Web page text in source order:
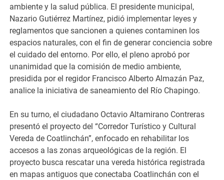
ambiente y la salud pública. El presidente municipal,
Nazario Gutiérrez Martínez, pidió implementar leyes y
reglamentos que sancionen a quienes contaminen los
espacios naturales, con el fin de generar conciencia sobre
el cuidado del entorno. Por ello, el pleno aprobó por
unanimidad que la comisión de medio ambiente,
presidida por el regidor Francisco Alberto Almazán Paz,
analice la iniciativa de saneamiento del Río Chapingo.
En su turno, el ciudadano Octavio Altamirano Contreras
presentó el proyecto del “Corredor Turístico y Cultural
Vereda de Coatlinchán”, enfocado en rehabilitar los
accesos a las zonas arqueológicas de la región. El
proyecto busca rescatar una vereda histórica registrada
en mapas antiguos que conectaba Coatlinchán con el